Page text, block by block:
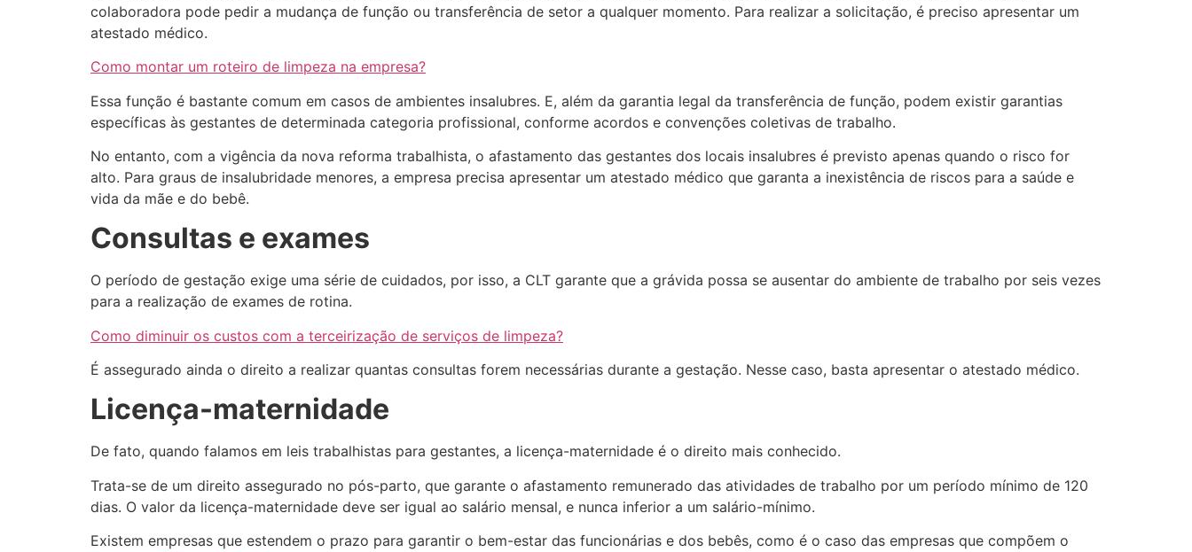
colaboradora pode pedir a mudança de função ou transferência de setor a qualquer momento. Para realizar a solicitação, é preciso apresentar um
atestado médico.
Como montar um roteiro de limpeza na empresa?
Essa função é bastante comum em casos de ambientes insalubres. E, além da garantia legal da transferência de função, podem existir garantias
específicas às gestantes de determinada categoria profissional, conforme acordos e convenções coletivas de trabalho.
No entanto, com a vigência da nova reforma trabalhista, o afastamento das gestantes dos locais insalubres é previsto apenas quando o risco for
alto. Para graus de insalubridade menores, a empresa precisa apresentar um atestado médico que garanta a inexistência de riscos para a saúde e
vida da mãe e do bebê.
Consultas e exames
O período de gestação exige uma série de cuidados, por isso, a CLT garante que a grávida possa se ausentar do ambiente de trabalho por seis vezes
para a realização de exames de rotina.
Como diminuir os custos com a terceirização de serviços de limpeza?
É assegurado ainda o direito a realizar quantas consultas forem necessárias durante a gestação. Nesse caso, basta apresentar o atestado médico.
Licença-maternidade
De fato, quando falamos em leis trabalhistas para gestantes, a licença-maternidade é o direito mais conhecido.
Trata-se de um direito assegurado no pós-parto, que garante o afastamento remunerado das atividades de trabalho por um período mínimo de 120
dias. O valor da licença-maternidade deve ser igual ao salário mensal, e nunca inferior a um salário-mínimo.
Existem empresas que estendem o prazo para garantir o bem-estar das funcionárias e dos bebês, como é o caso das empresas que compõem o